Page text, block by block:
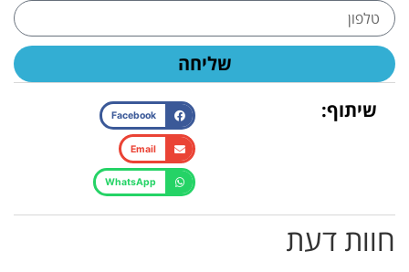
שליחה
שיתוף:
Facebook
Email
WhatsApp
חוות דעת